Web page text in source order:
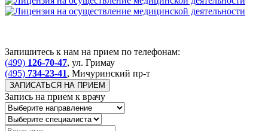
Запишитесь к нам на прием по телефонам:
(499) 126-70-47, ул. Гримау
(495) 734-23-41, Мичуринский пр-т
ЗАПИСАТЬСЯ НА ПРИЕМ
Запись на прием к врачу